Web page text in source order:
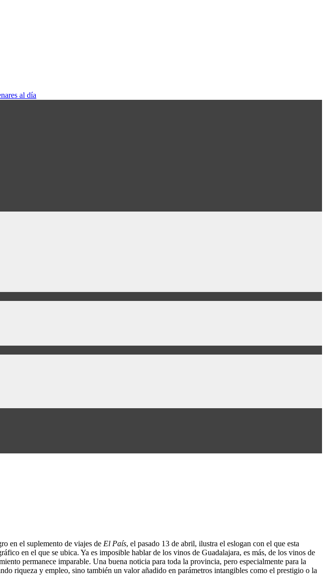
al día
en el suplemento de viajes de El País, el pasado 13 de abril, ilustra el eslogan con el que esta
en el que se ubica. Ya es imposible hablar de los vinos de Guadalajara, es más, de los vinos de
permanece imparable. Una buena noticia para toda la provincia, pero especialmente para la
riqueza y empleo, sino también un valor añadido en parámetros intangibles como el prestigio o la